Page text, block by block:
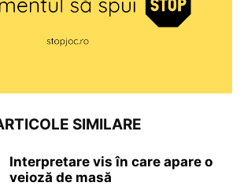
SIMILARE
Interpretare vis în care apare o
veioză de masă